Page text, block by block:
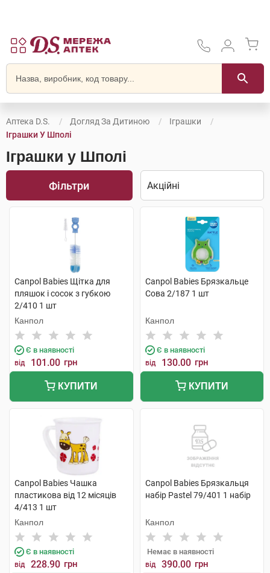
Аптека D.S. Догляд За Дитиною
Іграшки
Іграшки У Шполі
Іграшки у Шполі
Фільтри
Canpol Babies Щітка для
пляшок і сосок з губкою
2/410 1 шт
Канпол
Є в наявності
від 101.00 грн
КУПИТИ
Canpol Babies Брязкальце
Сова 2/187 1 шт
Канпол
Є в наявності
від 130.00 грн
КУПИТИ
Canpol Babies Чашка
пластикова від 12 місяців
4/413 1 шт
Канпол
Є в наявності
від 228.90 грн
Canpol Babies Брязкальця
набір Раstel 79/401 1 набір
Канпол
Немає в наявності
від 390.00 грн